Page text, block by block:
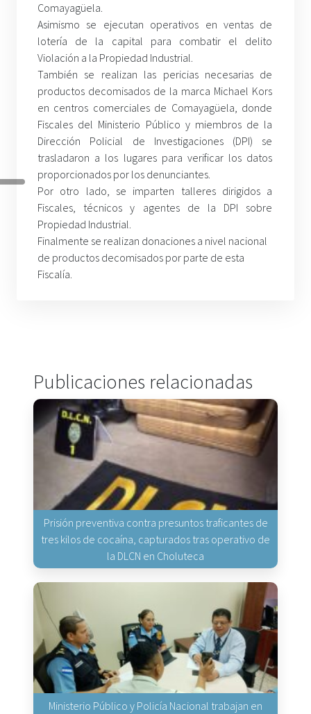
Comayagüela.
Asimismo se ejecutan operativos en ventas de
lotería de la capital para combatir el delito
Violación a la Propiedad Industrial.
También se realizan las pericias necesarias de
productos decomisados de la marca Michael Kors
en centros comerciales de Comayagüela, donde
Fiscales del Ministerio Público y miembros de la
Dirección Policial de Investigaciones (DPI) se
trasladaron a los lugares para verificar los datos
proporcionados por los denunciantes.
Por otro lado, se imparten talleres dirigidos a
Fiscales, técnicos y agentes de la DPI sobre
Propiedad Industrial.
Finalmente se realizan donaciones a nivel nacional
de productos decomisados por parte de esta
Fiscalía.
Publicaciones relacionadas
Prisión preventiva contra presuntos traficantes de
tres kilos de cocaína, capturados tras operativo de
la DLCN en Choluteca
Ministerio Público y Policía Nacional trabajan en